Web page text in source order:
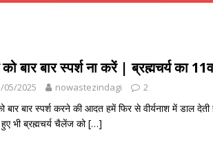
बार बार स्पर्श ना करें | ब्रह्मचर्य का
05/2025 nowastezindagi 2
बार बार स्पर्श करने की आदत हमें फिर से वीर्यनाश में डाल
भी ब्रह्मचर्य चैलेंज को[…]